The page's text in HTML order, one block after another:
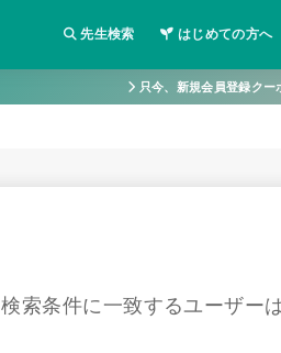
先生検索 はじめての方へ
只今、新規会員登録クー
検索条件に一致するユーザー